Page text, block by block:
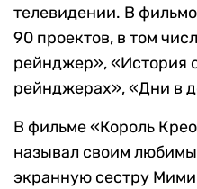
телевидении. В
90 проектов, в том
рейнджер», «История
рейнджерах», «Дни в
В фильме «Король
называл своим
экранную сестру